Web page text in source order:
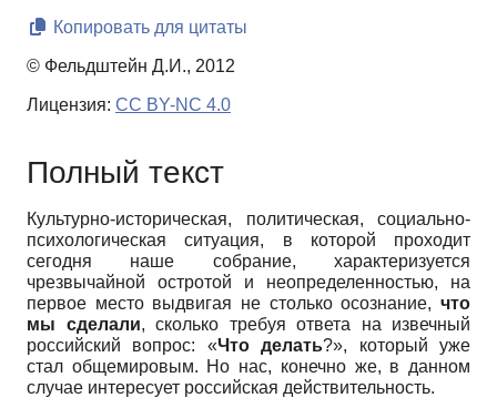
Копировать для цитаты
© Фельдштейн Д.И., 2012
Лицензия: CC BY-NC 4.0
Полный текст
Культурно-историческая, политическая, социально-
психологическая ситуация, в которой проходит
сегодня наше собрание, характеризуется
чрезвычайной остротой и неопределенностью, на
первое место выдвигая не столько осознание, что
мы сделали, сколько требуя ответа на извечный
российский вопрос: «Что делать?», который уже
стал общемировым. Но нас, конечно же, в данном
случае интересует российская действительность.